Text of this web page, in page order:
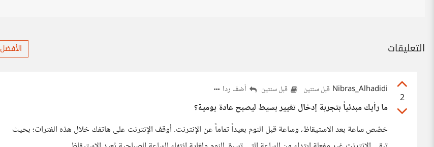
التعليقات الأفضل
2
Nibras_Alhadidi قبل سنتين قبل سنتين أضف ردا
ما رأيك مبدئياً بتجربة إدخال تغيير بسيط ليصبح عادة يومية؟
خصّص ساعة بعد الاستيقاظ، وساعة قبل النوم بعيداً تماماً عن الإنترنت. أوقف الإنترنت على هاتفك خلال هذه الفترات؛ بحيث